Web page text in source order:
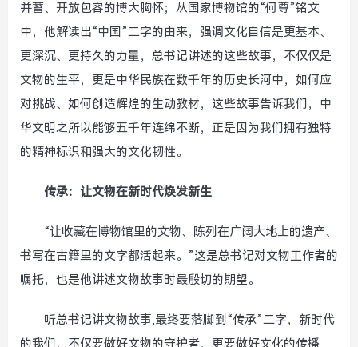
并蓄、开放包容的博大胸怀；从国家博物馆的“何尊”铭文
中，他解读出“中国”二字的由来，强调文化自信是更基本、
更深沉、更持久的力量，总书记讲述的这些故事，不仅仅是
文物的生平，更是中华民族在数千年的历史长河中，如何应
对挑战、如何创造辉煌的生动教材，这些故事告诉我们，中
华文明之所以能够五千年连绵不断，正是因为我们拥有独特
的精神标识和强大的文化韧性。
传承：让文物在新时代焕发新生
“让收藏在博物馆里的文物、陈列在广阔大地上的遗产、
书写在古籍里的文字都活起来。”这是总书记对文物工作者的
嘱托，也是他讲述文物故事时最殷切的期望。
听总书记讲文物故事,最终要落脚到“传承”二字，新时代
的我们，不仅要做好文物的守护者，更要做好文化的传播